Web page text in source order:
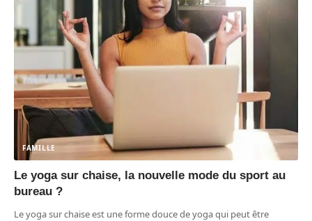
FAMILLE
Le yoga sur chaise, la nouvelle mode du sport au
bureau ?
Le yoga sur chaise est une forme douce de yoga qui peut être